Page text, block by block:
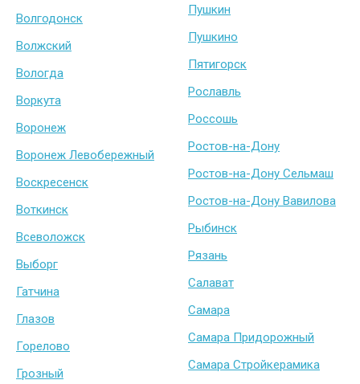
Волгодонск
Волжский
Вологда
Воркута
Воронеж
Воронеж Левобережный
Воскресенск
Воткинск
Всеволожск
Выборг
Гатчина
Глазов
Горелово
Грозный
Пушкин
Пушкино
Пятигорск
Рославль
Россошь
Ростов-на-Дону
Ростов-на-Дону Сельмаш
Ростов-на-Дону Вавилова
Рыбинск
Рязань
Салават
Самара
Самара Придорожный
Самара Стройкерамика